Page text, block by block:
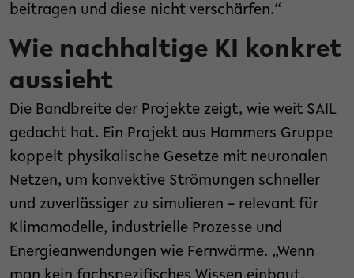
beitragen und diese nicht verschärfen.“
Wie nachhaltige KI konkret
aussieht
Die Bandbreite der Projekte zeigt, wie weit SAIL
gedacht hat. Ein Projekt aus Hammers Gruppe
koppelt physikalische Gesetze mit neuronalen
Netzen, um konvektive Strömungen schneller
und zuverlässiger zu simulieren – relevant für
Klimamodelle, industrielle Prozesse und
Energieanwendungen wie Fernwärme. „Wenn